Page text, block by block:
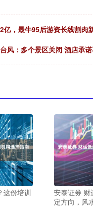
亿，最牛95后游资长线割肉
风：多个景区关闭 酒店承
这份培训
安泰证券 财
定方向，风